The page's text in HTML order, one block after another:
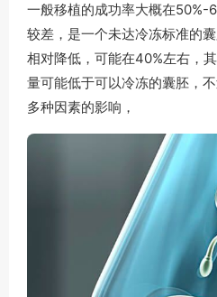
一般移植的成功率大概在50%-
较差，是一个未达冷冻标准的
相对降低，可能在40%左右，
量可能低于可以冷冻的囊胚，
多种因素的影响，